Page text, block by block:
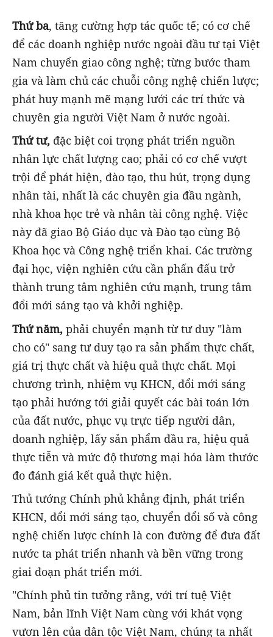
Thứ ba, tăng cường hợp tác quốc tế; có cơ chế
để các doanh nghiệp nước ngoài đầu tư tại Việt
Nam chuyển giao công nghệ; từng bước tham
gia và làm chủ các chuỗi công nghệ chiến lược;
phát huy mạnh mẽ mạng lưới các trí thức và
chuyên gia người Việt Nam ở nước ngoài.
Thứ tư, đặc biệt coi trọng phát triển nguồn
nhân lực chất lượng cao; phải có cơ chế vượt
trội để phát hiện, đào tạo, thu hút, trọng dụng
nhân tài, nhất là các chuyên gia đầu ngành,
nhà khoa học trẻ và nhân tài công nghệ. Việc
này đã giao Bộ Giáo dục và Đào tạo cùng Bộ
Khoa học và Công nghệ triển khai. Các trường
đại học, viện nghiên cứu cần phấn đấu trở
thành trung tâm nghiên cứu mạnh, trung tâm
đổi mới sáng tạo và khởi nghiệp.
Thứ năm, phải chuyển mạnh từ tư duy "làm
cho có" sang tư duy tạo ra sản phẩm thực chất,
giá trị thực chất và hiệu quả thực chất. Mọi
chương trình, nhiệm vụ KHCN, đổi mới sáng
tạo phải hướng tới giải quyết các bài toán lớn
của đất nước, phục vụ trực tiếp người dân,
doanh nghiệp, lấy sản phẩm đầu ra, hiệu quả
thực tiễn và mức độ thương mại hóa làm thước
đo đánh giá kết quả thực hiện.
Thủ tướng Chính phủ khẳng định, phát triển
KHCN, đổi mới sáng tạo, chuyển đổi số và công
nghệ chiến lược chính là con đường để đưa đất
nước ta phát triển nhanh và bền vững trong
giai đoạn phát triển mới.
"Chính phủ tin tưởng rằng, với trí tuệ Việt
Nam, bản lĩnh Việt Nam cùng với khát vọng
vươn lên của dân tộc Việt Nam, chúng ta nhất